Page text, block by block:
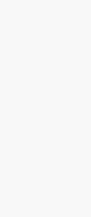
soubojem v kleci
o prapodivný
Marginy, který mluvil o
spolupráce
postavena. I
že směřování
jejich nasazení
online,“